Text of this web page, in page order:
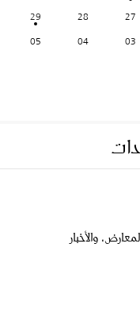
27
28
29
03
04
05
والأخبار